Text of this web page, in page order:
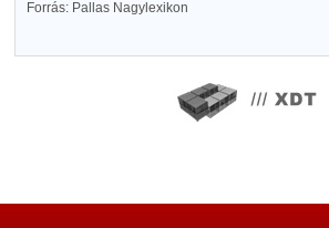
Forrás: Pallas Nagylexikon